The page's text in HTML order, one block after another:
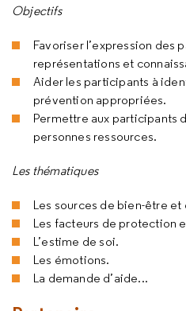
Objectifs
Favoriser l’expression des
représentations et
Aider les participants à
prévention appropriées.
Permettre aux participants
personnes ressources.
Les thématiques
Les sources de bien-être et
Les facteurs de protection
L’estime de soi.
Les émotions.
La demande d’aide...